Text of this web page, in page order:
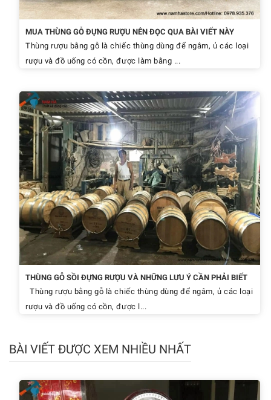
MUA THÙNG GỖ ĐỰNG RƯỢU NÊN ĐỌC QUA BÀI VIẾT NÀY
Thùng rượu bằng gỗ là chiếc thùng dùng để ngâm, ủ các loại
rượu và đồ uống có cồn, được làm bằng ...
THÙNG GỖ SỒI ĐỰNG RƯỢU VÀ NHỮNG LƯU Ý CẦN PHẢI BIẾT
Thùng rượu bằng gỗ là chiếc thùng dùng để ngâm, ủ các loại
rượu và đồ uống có cồn, được l...
BÀI VIẾT ĐƯỢC XEM NHIỀU NHẤT